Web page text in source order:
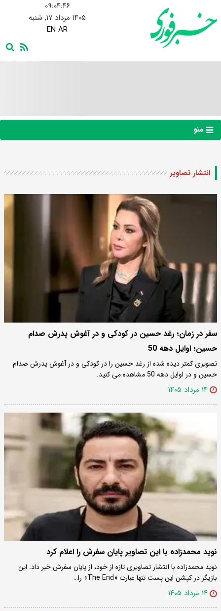
۰۹:۰۴:۴۷
۱۴۰۵ مرداد ۱۷, شنبه
EN AR
منو
انتشار تصاویر
سفر در زمان؛ رغد حسین در کودکی و در آغوش پدرش صدام
حسین؛ اوایل دهه 50
تصویری کمتر دیده شده از رغد حسین را در کودکی و در آغوش پدرش صدام
حسین و در اوایل دهه 50 مشاهده می کنید.
۱۴ مرداد ۱۴۰۵
نوید محمدزاده با این تصاویر پایان سفرش را اعلام کرد
نوید محمدزاده با انتشار تصاویری تازه از خود، از پایان سفرش خبر داد. این
بازیگر در کپشن این پست تنها عبارت «The End» را…
۱۴ مرداد ۱۴۰۵